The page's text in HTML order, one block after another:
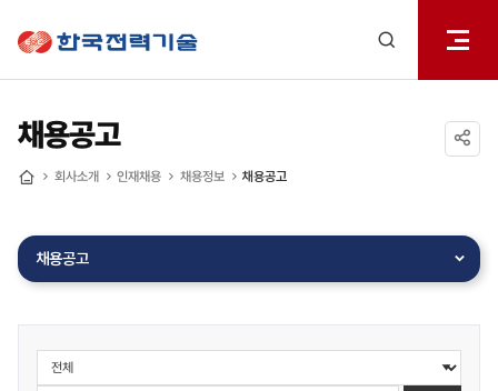
열기
채용공고
회사소개 인재채용 채용정보 채용공고
채용공고
인재채용
>